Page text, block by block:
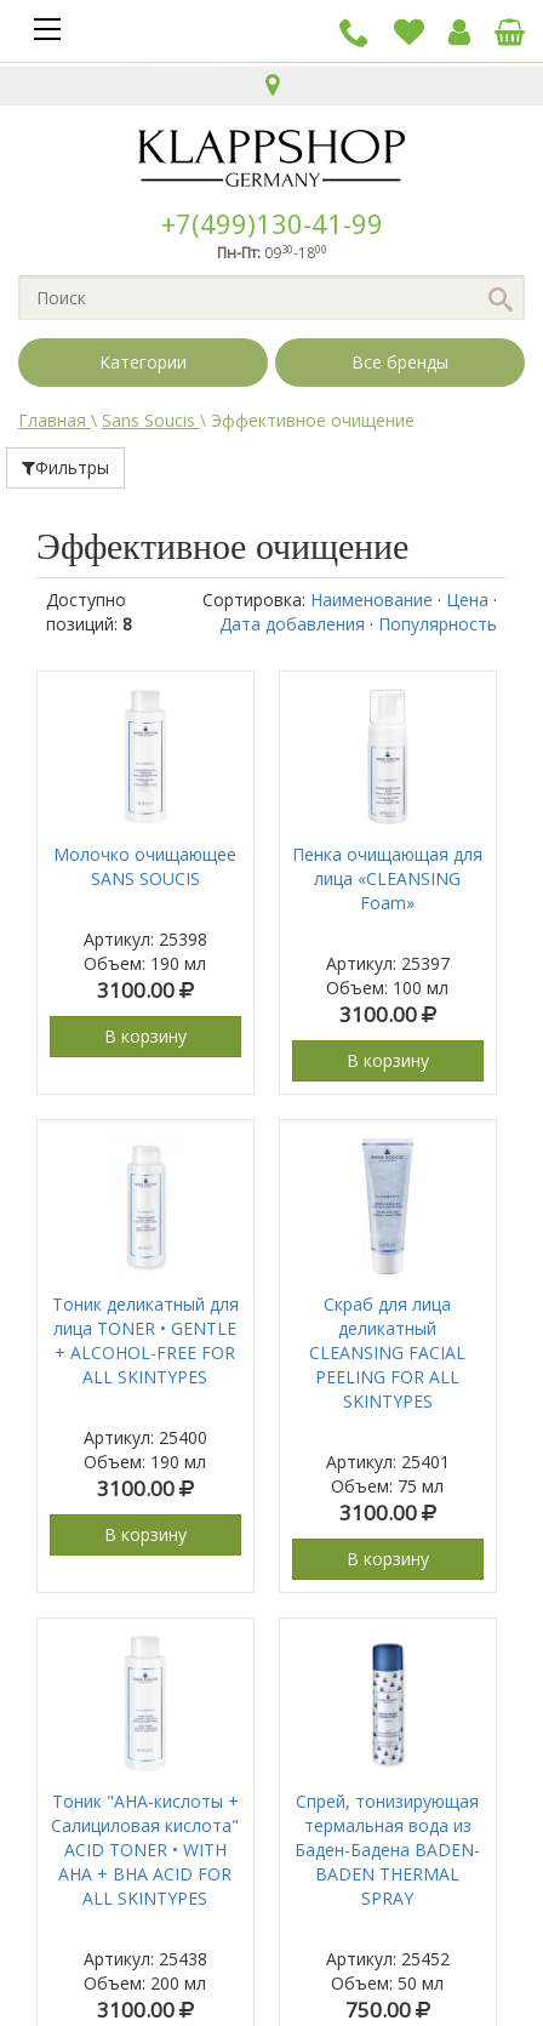
+7(499)130-41-99
Пн-Пт:0930-1800
Категории Все бренды
Главная \ Sans Soucis \ Эффективное очищение
Фильтры
Эффективное очищение
Доступно
позиций: 8
Сортировка: Наименование · Цена ·
Дата добавления · Популярность
Молочко очищающее
SANS SOUCIS
Артикул: 25398
Объем: 190 мл
3100.00
В корзину
Пенка очищающая для
лица «CLEANSING
Foam»
Артикул: 25397
Объем: 100 мл
3100.00
В корзину
Тоник деликатный для
лица TONER • GENTLE
+ ALCOHOL-FREE FOR
ALL SKINTYPES
Артикул: 25400
Объем: 190 мл
3100.00
В корзину
Скраб для лица
деликатный
CLEANSING FACIAL
PEELING FOR ALL
SKINTYPES
Артикул: 25401
Объем: 75 мл
3100.00
В корзину
Тоник "AHA-кислоты +
Салициловая кислота"
ACID TONER • WITH
AHA + BHA ACID FOR
ALL SKINTYPES
Артикул: 25438
Объем: 200 мл
3100.00
Спрей, тонизирующая
термальная вода из
Баден-Бадена BADEN-
BADEN THERMAL
SPRAY
Артикул: 25452
Объем: 50 мл
750.00